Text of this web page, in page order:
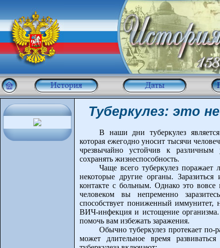
Туберкулез: это
В наши дни туберкулез
которая ежегодно уносит тысячи
чрезвычайно устойчив к различным
сохранять жизнеспособность.
Чаще всего туберкулез
некоторые другие органы.
контакте с больным. Однако это
человеком вы непременно
способствует пониженный иммунитет,
ВИЧ-инфекция и истощение
помочь вам избежать заражения.
Обычно туберкулез протекает по-
может длительное время